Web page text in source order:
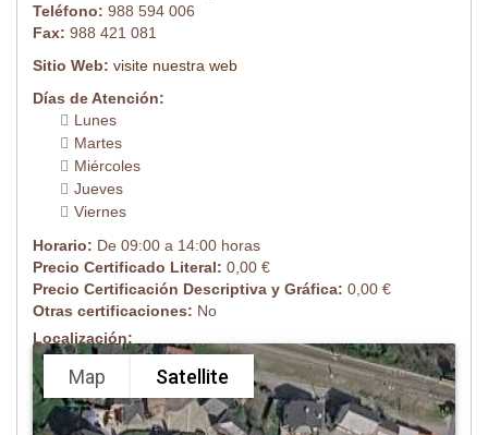
Teléfono: 988 594 006
Fax: 988 421 081
Sitio Web: visite nuestra web
Días de Atención:
Lunes
Martes
Miércoles
Jueves
Viernes
Horario: De 09:00 a 14:00 horas
Precio Certificado Literal: 0,00 €
Precio Certificación Descriptiva y Gráfica: 0,00 €
Otras certificaciones: No
Localización:
Map Satellite